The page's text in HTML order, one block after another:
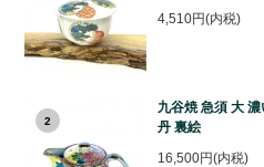
4,510円(内税)
2
九谷焼 急須 大
丹 裏絵
16,500円(内税)